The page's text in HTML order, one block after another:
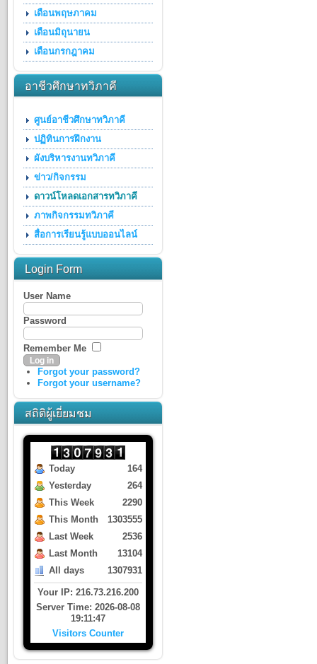
เดือนพฤษภาคม
เดือนมิถุนายน
เดือนกรกฎาคม
อาชีวศึกษาทวิภาคี
ศูนย์อาชีวศึกษาทวิภาคี
ปฏิทินการฝึกงาน
ผังบริหารงานทวิภาคี
ข่าว/กิจกรรม
ดาวน์โหลดเอกสารทวิภาคี
ภาพกิจกรรมทวิภาคี
สื่อการเรียนรู้แบบออนไลน์
Login Form
User Name
Password
Remember Me
Forgot your password?
Forgot your username?
สถิติผู้เยี่ยมชม
Today
Yesterday
This Week
This Month
Last Week
Last Month
All days
164
264
2290
1303555
2536
13104
1307931
Your IP: 216.73.216.200
Server Time: 2026-08-08
19:11:47
Visitors Counter